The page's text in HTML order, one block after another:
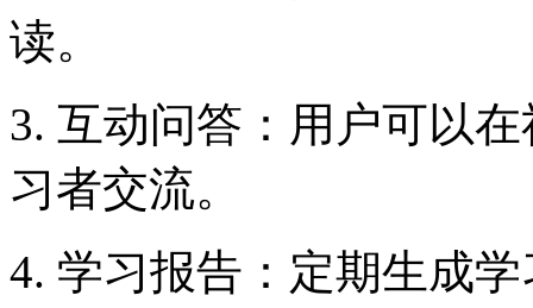
读。
3. 互动问答：用户可以
习者交流。
4. 学习报告：定期生成